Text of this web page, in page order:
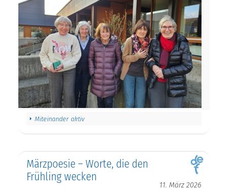
Miteinander aktiv
Märzpoesie – Worte, die den
Frühling wecken
11. März 2026